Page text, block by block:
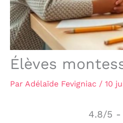
Élèves
Par Adélaïde Fevigniac / 10
4.8/5 -